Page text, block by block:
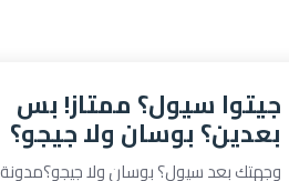
جيتوا سيول؟ ممتاز! بس
بعدين؟ بوسان ولا جيجو؟
وجهتك بعد سيول؟ بوسان ولا جيجو؟مدونة